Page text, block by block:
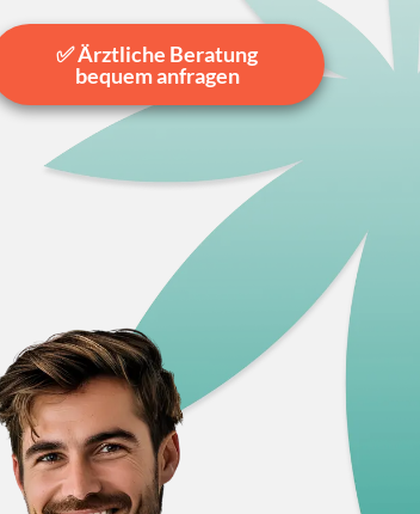
✅ Ärztliche Beratung
bequem anfragen